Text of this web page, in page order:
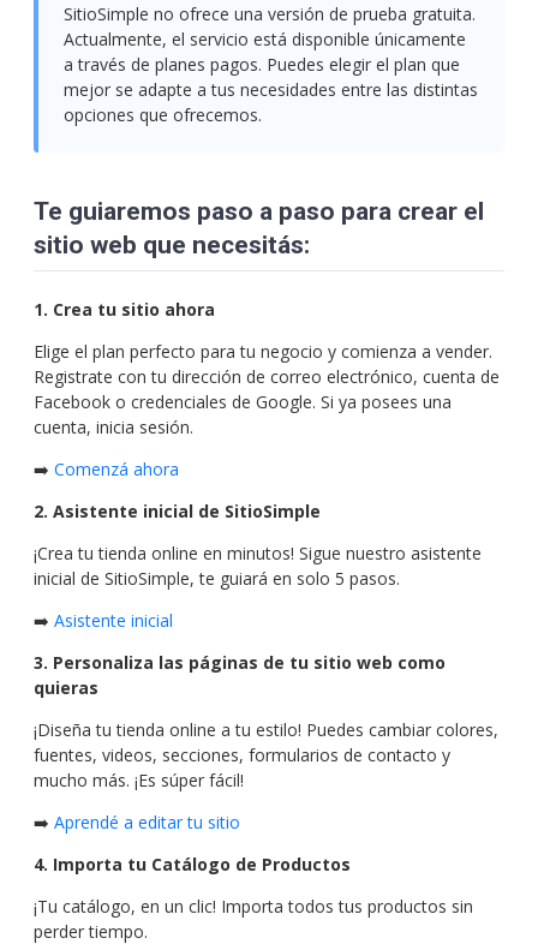
SitioSimple no ofrece una versión de prueba gratuita.
Actualmente, el servicio está disponible únicamente
a través de planes pagos. Puedes elegir el plan que
mejor se adapte a tus necesidades entre las distintas
opciones que ofrecemos.
Te guiaremos paso a paso para crear el
sitio web que necesitás:
1. Crea tu sitio ahora
Elige el plan perfecto para tu negocio y comienza a vender.
Registrate con tu dirección de correo electrónico, cuenta de
Facebook o credenciales de Google. Si ya posees una
cuenta, inicia sesión.
➡️ Comenzá ahora
2. Asistente inicial de SitioSimple
¡Crea tu tienda online en minutos! Sigue nuestro asistente
inicial de SitioSimple, te guiará en solo 5 pasos.
➡️ Asistente inicial
3. Personaliza las páginas de tu sitio web como
quieras
¡Diseña tu tienda online a tu estilo! Puedes cambiar colores,
fuentes, videos, secciones, formularios de contacto y
mucho más. ¡Es súper fácil!
➡️ Aprendé a editar tu sitio
4. Importa tu Catálogo de Productos
¡Tu catálogo, en un clic! Importa todos tus productos sin
perder tiempo.